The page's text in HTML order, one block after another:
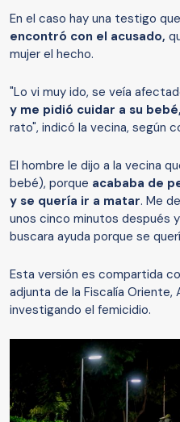
En el caso hay una testigo
encontró con el acusado,
mujer el hecho.
"Lo vi muy ido, se veía
y me pidió cuidar a su bebé,
rato", indicó la vecina, según
El hombre le dijo a la vecina
bebé), porque acababa de
y se quería ir a matar. Me
unos cinco minutos después
buscara ayuda porque se
Esta versión es compartida
adjunta de la Fiscalía
investigando el femicidio.